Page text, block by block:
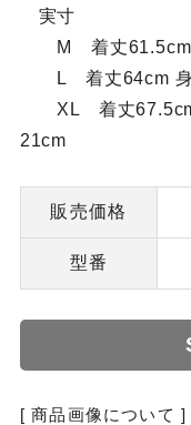
実寸
M 着丈61.5cm
L 着丈64cm 身
XL 着丈67.5cm
21cm
販売価格
型番
[ 商品画像について ]